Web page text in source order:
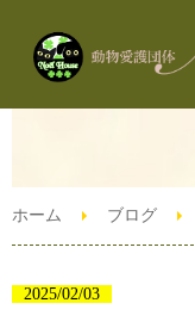
ホーム ブログ
2025/02/03